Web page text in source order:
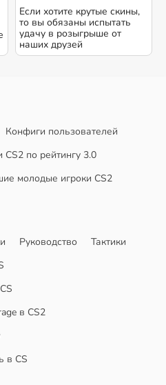
Если хотите крутые скины,
то вы обязаны испытать
удачу в розыгрыше от
наших друзей
Конфиги пользователей
CS2 по рейтингу 3.0
молодые игроки CS2
Руководство
Тактики
в CS2
в CS